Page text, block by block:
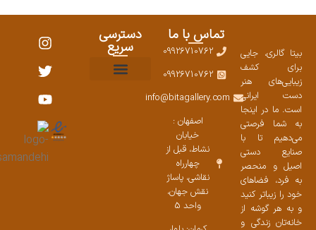
بیتا گالری، جایی
برای کشف
زیبایی‌های هنر
دست ایرانی
است. ما در اینجا
به شما فرصتی
می‌دهیم تا با
صنایع دستی
اصیل و منحصر
به فرد، فضاهای
خود را زیباتر کنید
و به هر گوشه از
خانه‌تان زندگی و
تماس با ما
09926710762
09926710762
info@bitagallery.com
اصفهان :
خیابان
نشاط، قبل از
چهارراه
نقاشی، پاساژ
نقش جهان،
واحد 5
دسترسی
سریع